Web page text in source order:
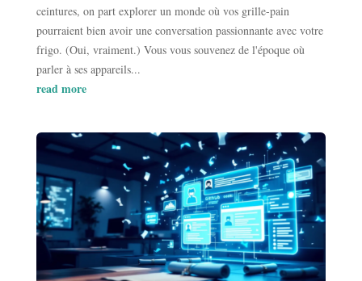
ceintures, on part explorer un monde où vos grille-pain
pourraient bien avoir une conversation passionnante avec votre
frigo. (Oui, vraiment.) Vous vous souvenez de l'époque où
parler à ses appareils...
read more